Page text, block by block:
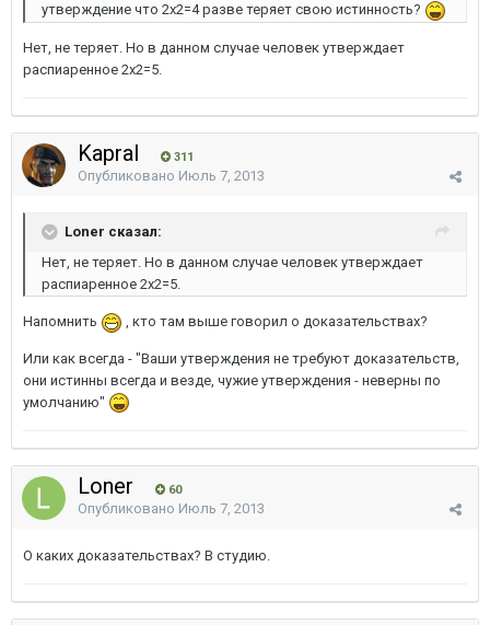
утверждение что 2х2=4 разве теряет свою истинность?
Нет, не теряет. Но в данном случае человек утверждает
распиаренное 2х2=5.
Kapral 311
Опубликовано Июль 7, 2013
Loner сказал:
Нет, не теряет. Но в данном случае человек утверждает
распиаренное 2х2=5.
Напомнить , кто там выше говорил о доказательствах?
Или как всегда - "Ваши утверждения не требуют доказательств,
они истинны всегда и везде, чужие утверждения - неверны по
умолчанию"
Loner 60
Опубликовано Июль 7, 2013
О каких доказательствах? В студию.